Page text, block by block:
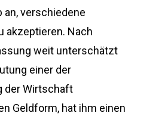
an, verschiedene
akzeptieren. Nach
weit unterschätzt
einer der
der Wirtschaft
Geldform, hat ihm einen